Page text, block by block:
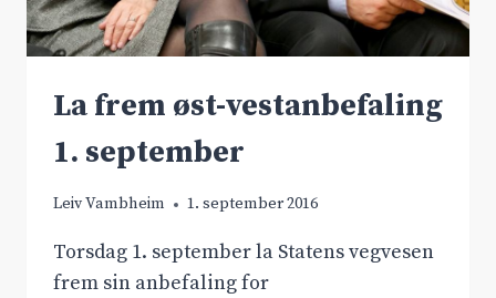
La frem øst-vestanbefaling
1. september
Leiv Vambheim 1. september 2016
Torsdag 1. september la Statens vegvesen
frem sin anbefaling for